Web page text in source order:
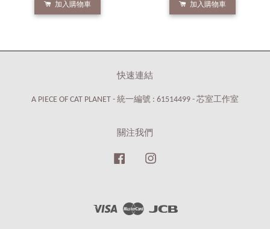
加入購物車 加入購物車
快速連結
A PIECE OF CAT PLANET - 統一編號 : 61514499 - 芯室工作室
關注我們
Facebook
Visa Master